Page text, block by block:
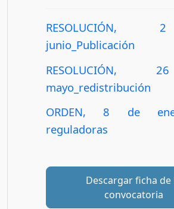
junio_Publicación
mayo_redistribución
ORDEN, 8 de
reguladoras
Descargar ficha de
convocatoria